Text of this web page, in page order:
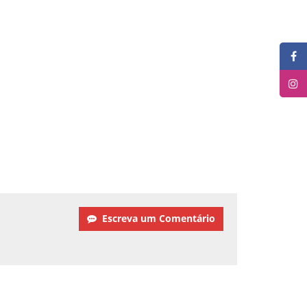
Escreva um Comentário